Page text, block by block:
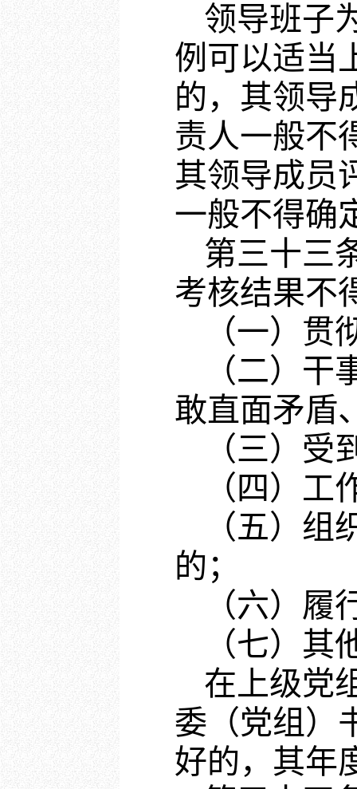
领导班子
例可以适当
的，其领导
责人一般不
其领导成员
一般不得确
第三十三
考核结果不
（一）
（二）
敢直面矛盾
（三）
（四）工
（五）
的；
（六）
（七）
在上级党
委（党组）
好的，其年